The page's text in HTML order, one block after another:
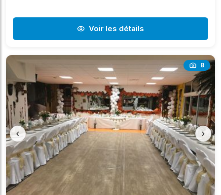
Voir les détails
8
‹ ›